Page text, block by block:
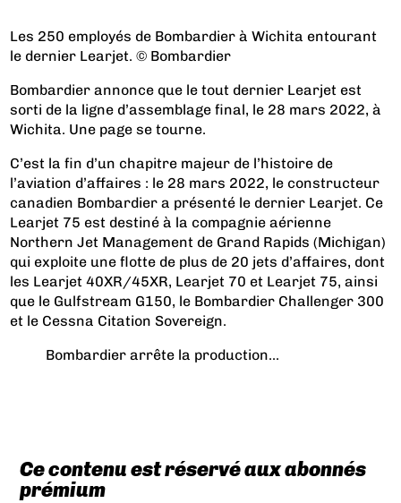
Les 250 employés de Bombardier à Wichita entourant
le dernier Learjet. © Bombardier
Bombardier annonce que le tout dernier Learjet est
sorti de la ligne d’assemblage final, le 28 mars 2022, à
Wichita. Une page se tourne.
C’est la fin d’un chapitre majeur de l’histoire de
l’aviation d’affaires : le 28 mars 2022, le constructeur
canadien Bombardier a présenté le dernier Learjet. Ce
Learjet 75 est destiné à la compagnie aérienne
Northern Jet Management de Grand Rapids (Michigan)
qui exploite une flotte de plus de 20 jets d’affaires, dont
les Learjet 40XR/45XR, Learjet 70 et Learjet 75, ainsi
que le Gulfstream G150, le Bombardier Challenger 300
et le Cessna Citation Sovereign.
Bombardier arrête la production...
Ce contenu est réservé aux abonnés
prémium